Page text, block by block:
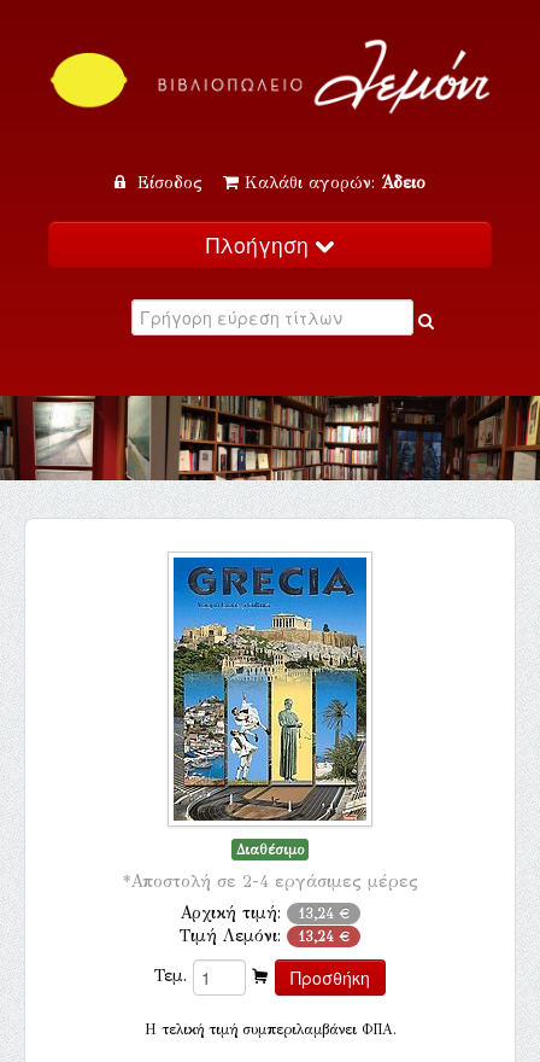
Είσοδος Καλάθι αγορών: Άδειο
Πλοήγηση
Κατάλογος
Εκδηλώσεις
Επικοινωνία
Διαθέσιμο
*Αποστολή σε 2-4 εργάσιμες μέρες
Αρχική τιμή: 13,24 €
Τιμή Λεμόνι: 13,24 €
Τεμ.
H τελική τιμή συμπεριλαμβάνει ΦΠΑ.